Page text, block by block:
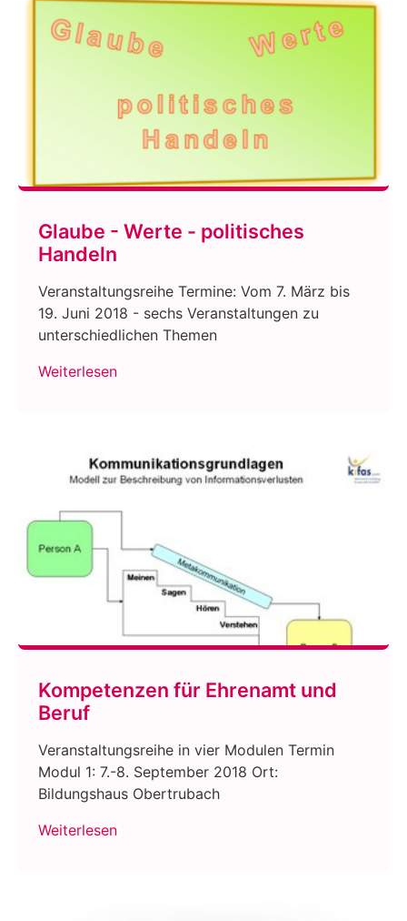
Glaube - Werte - politisches
Handeln
Veranstaltungsreihe Termine: Vom 7. März bis
19. Juni 2018 - sechs Veranstaltungen zu
unterschiedlichen Themen
Weiterlesen
Kompetenzen für Ehrenamt und
Beruf
Veranstaltungsreihe in vier Modulen Termin
Modul 1: 7.-8. September 2018 Ort:
Bildungshaus Obertrubach
Weiterlesen